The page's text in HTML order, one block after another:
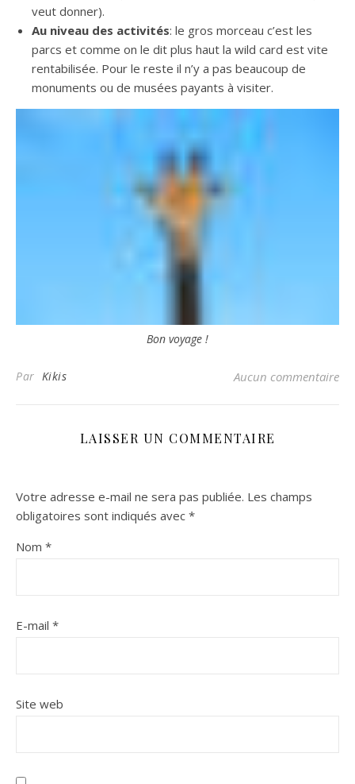
veut donner).
Au niveau des activités: le gros morceau c’est les
parcs et comme on le dit plus haut la wild card est vite
rentabilisée. Pour le reste il n’y a pas beaucoup de
monuments ou de musées payants à visiter.
Bon voyage !
Par Kikis Aucun commentaire
LAISSER UN COMMENTAIRE
Votre adresse e-mail ne sera pas publiée. Les champs
obligatoires sont indiqués avec *
Nom *
E-mail *
Site web